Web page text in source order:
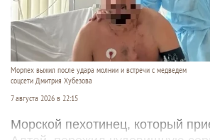
Морпех выжил после удара молнии и встречи с медведем
соцсети Дмитрия Хубезова
7 августа 2026 в 22:15
Морской пехотинец, который